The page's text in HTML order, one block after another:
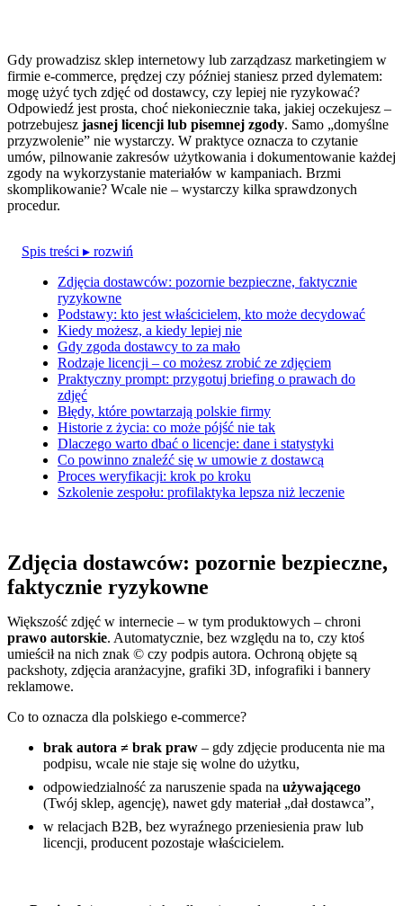
Gdy prowadzisz sklep internetowy lub zarządzasz marketingiem w
firmie e-commerce, prędzej czy później staniesz przed dylematem:
mogę użyć tych zdjęć od dostawcy, czy lepiej nie ryzykować?
Odpowiedź jest prosta, choć niekoniecznie taka, jakiej oczekujesz –
potrzebujesz jasnej licencji lub pisemnej zgody. Samo „domyślne
przyzwolenie” nie wystarczy. W praktyce oznacza to czytanie
umów, pilnowanie zakresów użytkowania i dokumentowanie każdej
zgody na wykorzystanie materiałów w kampaniach. Brzmi
skomplikowanie? Wcale nie – wystarczy kilka sprawdzonych
procedur.
Spis treści ▸ rozwiń
Zdjęcia dostawców: pozornie bezpieczne, faktycznie
ryzykowne
Podstawy: kto jest właścicielem, kto może decydować
Kiedy możesz, a kiedy lepiej nie
Gdy zgoda dostawcy to za mało
Rodzaje licencji – co możesz zrobić ze zdjęciem
Praktyczny prompt: przygotuj briefing o prawach do
zdjęć
Błędy, które powtarzają polskie firmy
Historie z życia: co może pójść nie tak
Dlaczego warto dbać o licencje: dane i statystyki
Co powinno znaleźć się w umowie z dostawcą
Proces weryfikacji: krok po kroku
Szkolenie zespołu: profilaktyka lepsza niż leczenie
Zdjęcia dostawców: pozornie bezpieczne,
faktycznie ryzykowne
Większość zdjęć w internecie – w tym produktowych – chroni
prawo autorskie. Automatycznie, bez względu na to, czy ktoś
umieścił na nich znak © czy podpis autora. Ochroną objęte są
packshoty, zdjęcia aranżacyjne, grafiki 3D, infografiki i bannery
reklamowe.
Co to oznacza dla polskiego e-commerce?
brak autora ≠ brak praw – gdy zdjęcie producenta nie ma
podpisu, wcale nie staje się wolne do użytku,
odpowiedzialność za naruszenie spada na używającego
(Twój sklep, agencję), nawet gdy materiał „dał dostawca”,
w relacjach B2B, bez wyraźnego przeniesienia praw lub
licencji, producent pozostaje właścicielem.